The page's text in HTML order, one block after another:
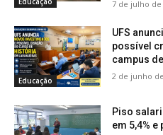
7 de julho de
Educação
UFS
possível
campus
2 de junho
Piso
em 5,4% e